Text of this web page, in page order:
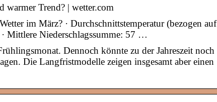
warmer Trend? | wetter.com
im März? · Durchschnittstemperatur (bezogen auf
Mittlere Niederschlagssumme: 57 …
Dennoch könnte zu der Jahreszeit noch
Die Langfristmodelle zeigen insgesamt aber einen